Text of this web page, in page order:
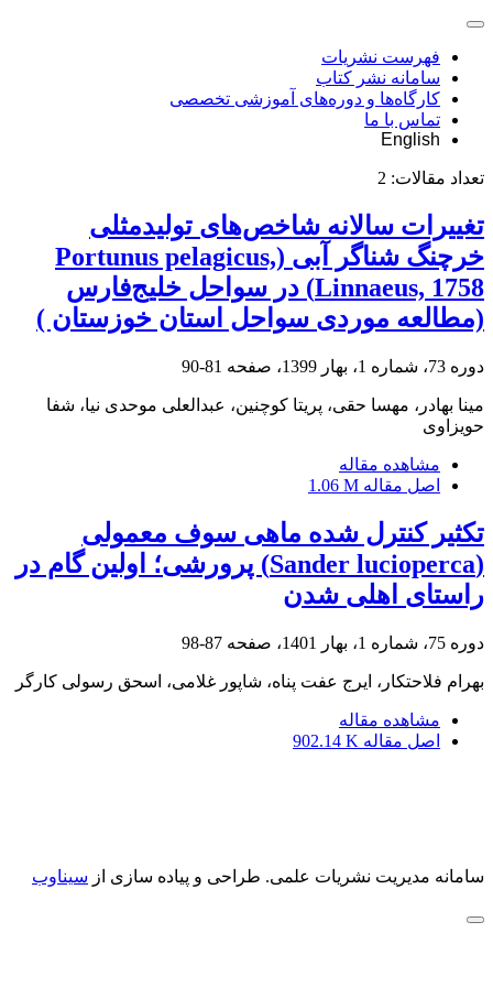
فهرست نشریات
سامانه نشر کتاب
کارگاه‌ها و دوره‌های آموزشی تخصصی
تماس با ما
English
تعداد مقالات: 2
تغییرات سالانه شاخص‌های تولیدمثلی
خرچنگ شناگر آبی (Portunus pelagicus,
Linnaeus, 1758) در سواحل خلیج‌فارس
(مطالعه موردی سواحل استان خوزستان )
دوره 73، شماره 1، بهار 1399، صفحه 81-90
مینا بهادر، مهسا حقی، پریتا کوچنین، عبدالعلی موحدی نیا، شفا
حویزاوی
مشاهده مقاله
اصل مقاله 1.06 M
تکثیر کنترل شده ماهی سوف معمولی
(Sander lucioperca) پرورشی؛ اولین گام در
راستای اهلی شدن
دوره 75، شماره 1، بهار 1401، صفحه 87-98
بهرام فلاحتکار، ایرج عفت پناه، شاپور غلامی، اسحق رسولی کارگر
مشاهده مقاله
اصل مقاله 902.14 K
سامانه مدیریت نشریات علمی. طراحی و پیاده سازی از سیناوب